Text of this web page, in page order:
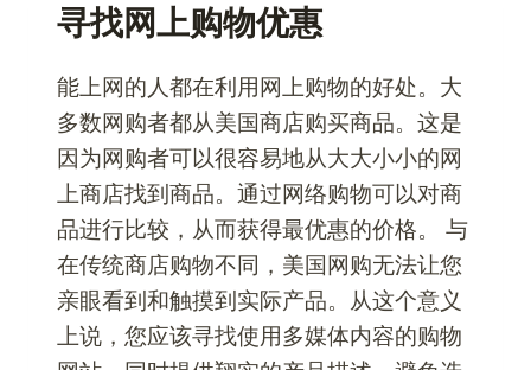
物
–
需
要
了
解
的
信
息
寻找网上购物优惠
能上网的人都在利用网上购物的好处。大
多数网购者都从美国商店购买商品。这是
因为网购者可以很容易地从大大小小的网
上商店找到商品。通过网络购物可以对商
品进行比较，从而获得最优惠的价格。 与
在传统商店购物不同，美国网购无法让您
亲眼看到和触摸到实际产品。从这个意义
上说，您应该寻找使用多媒体内容的购物